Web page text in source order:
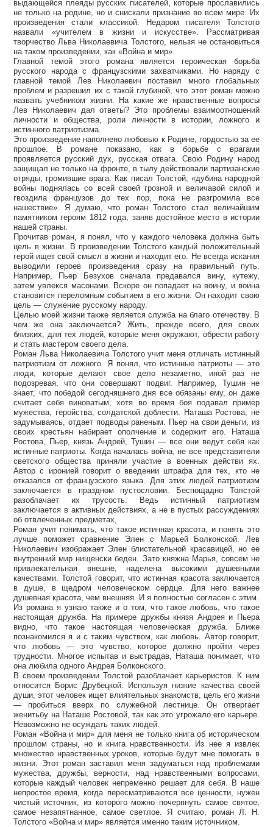
выдающейся плеяды русских писателей, которые прославились
не только на родине, но и снискали признание во всем мире. Их
произведения стали классикой. Недаром писателя Толстого
назвали «учителем в жизни и искусстве». Рассматривая
творчество Льва Николаевича Толстого, нельзя не остановиться
на таком произведении, как «Война и мир».
Главной темой этого романа является героическая борьба
русского народа с французскими захватчиками. Но наряду с
главной темой Лев Николаевич поставил много глобальных
проблем и разрешил их с такой глубиной, что этот роман можно
назвать учебником жизни. На какие же нравственные вопросы
Лев Николаевич дал ответы? Это проблемы взаимоотношений
личности и общества, роли личности в истории, ложного и
истинного патриотизма.
Это произведение наполнено любовью к Родине, гордостью за ее
прошлое. В романе показано, как в борьбе с врагами
проявляется русский дух, русская отвага. Свою Родину народ
защищал не только на фронте, в тылу действовали партизанские
отряды, громившие врага. Как писал Толстой, «дубина народной
войны поднялась со всей своей грозной и величавой силой и
гвоздила французов до тех пор, пока не разгромила все
нашествие». Я думаю, что роман Толстого стал величайшим
памятником героям 1812 года, заняв достойное место в истории
нашей страны.
Прочитав роман, я понял, что у каждого человека должна быть
цель в жизни. В произведении Толстого каждый положительный
герой ищет свой смысл в жизни и находит его. Не всегда искания
выводили героев произведения сразу на правильный путь.
Например, Пьер Безухов сначала предавался вину, кутежу,
затем увлекся масонами. Вскоре он попадает на воину, и воина
становится переломным событием в его жизни. Он находит свою
цель — служение русскому народу.
Целью моей жизни также является служба на благо отечеству. В
чем же она заключается? Жить, прежде всего, для своих
близких, для тех людей, которые меня окружают, обрести работу
и стать мастером своего дела.
Роман Льва Николаевича Толстого учит меня отличать истинный
патриотизм от ложного. Я понял, что истинные патриоты — это
люди, которые делают свое дело незаметно, иной раз не
подозревая, что они совершают подвиг. Например, Тушин не
знает, что победой сегодняшнего дня все обязаны ему, он даже
считает себя виноватым, хотя во время боя подавал пример
мужества, геройства, солдатской доблести. Наташа Ростова, не
задумываясь, отдает подводы раненым. Пьер на свои деньги, из
своих крестьян набирает ополчение и содержит его. Наташа
Ростова, Пьер, князь Андрей, Тушин — все они ведут себя как
истинные патриоты. Когда началась война, не все представители
светского общества приняли участие в военных действи ях.
Автор с иронией говорит о введении штрафа для тех, кто не
отказался от французского языка. Для этих людей патриотизм
заключается в праздном пустословии. Беспощадно Толстой
разоблачает их трусость. Ведь истинный патриотизм
заключается в активных действиях, а не в пустых рассуждениях
об отвлеченных предметах,
Роман учит понимать, что такое истинная красота, и понять это
лучше поможет сравнение Элен с Марьей Болконской. Лев
Николаевич изображает Элен блистательной красавицей, но ее
внутренний мир нищенски беден. Зато княжна Марья, совсем не
привлекательная внешне, наделена высокими душевными
качествами. Толстой говорит, что истинная красота заключается
в душе, в щедром человеческом сердце. Для него важнее
душевная красота, чем внешняя. И я полностью согласен с этим.
Из романа я узнаю также и о том, что такое любовь, что такое
настоящая дружба. На примере дружбы князя Андрея и Пьера
видно, что такое настоящая человеческая дружба. Ближе
познакомился я и с таким чувством, как любовь. Автор говорит,
что любовь — это чувство, которое должно пройти через
трудности. Многое испытав и выстрадав, Наташа понимает, что
она любила одного Андрея Болконского.
В своем произведении Толстой разоблачает карьеристов. К ним
относится Борис Друбецкой. Используя низкие качества своей
души, этот человек ищет влиятельных знакомств, цель его жизни
— пробиться вверх по служебной лестнице. Он отвергает
женитьбу на Наташе Ростовой, так как это угрожало его карьере.
Невозможно не осуждать таких людей.
Роман «Война и мир» для меня не только книга об историческом
прошлом страны, но и книга нравственности. Из нее я извлек
множество нравственных уроков, которые будут мне помогать в
жизни. Этот роман заставил меня задуматься над проблемами
мужества, дружбы, верности, над нравственными вопросами,
которые каждый человек непременно решает для себя. В наше
непростое время, когда пересматриваются все ценности, нужен
чистый источник, из которого можно почерпнуть самое святое,
самое незапятнанное, самое светлое. Я считаю, роман Л. Н.
Толстого «Война и мир» является именно таким источником.